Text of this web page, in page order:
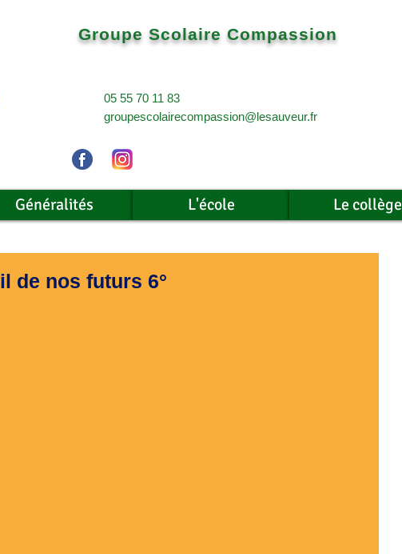
Groupe Scolaire Compassion
05 55 70 11 83
groupescolairecompassion@lesauveur.fr
Généralités L'école Le collège
de nos futurs 6°